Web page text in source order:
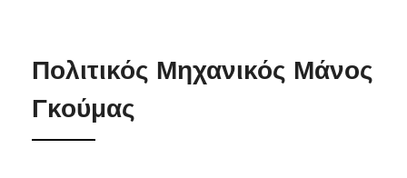
Πολιτικός Μηχανικός Μάνος
Γκούμας